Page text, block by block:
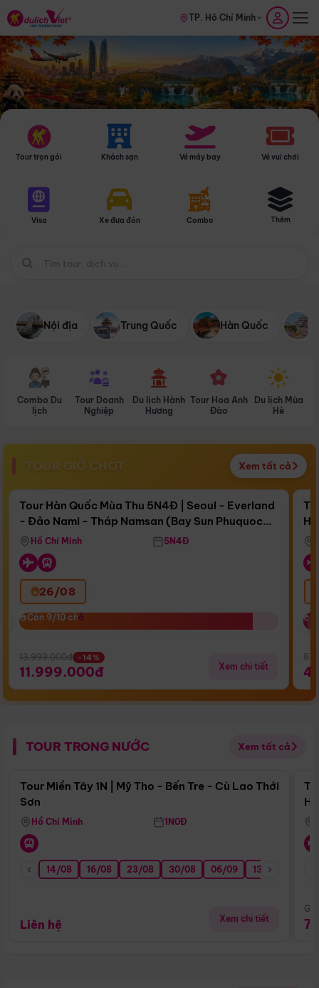
TP. Hồ Chí Minh
Tour trọn gói Khách sạn Vé máy bay Vé vui chơi
Visa Xe đưa đón Combo Thêm
Nội địa Trung Quốc Hàn Quốc
Combo Du
lịch
Tour Doanh
Nghiệp
Du lịch Hành
Hương
Tour Hoa Anh
Đào
Du lịch Mùa
Hè
TOUR GIỜ CHÓT Xem tất cả
Còn17 ngày 03:12:16
Bay Sun Phuquoc Airways
Điểm nổi bật
Tour Hàn Quốc Mùa Thu 5N4Đ | Seoul - Everland
- Đảo Nami - Tháp Namsan (Bay Sun Phuquoc
Airways)
Hồ Chí Minh 5N4Đ
26/08
Còn 9/10 chỗ
Còn 9/10 chỗ
13.999.000đ -14%
11.999.000đ Xem chi tiết
TOUR TRONG NƯỚC Xem tất cả
Điểm nổi bật
Tour Miền Tây 1N | Mỹ Tho - Bến Tre - Cù Lao Thới
Sơn
Hồ Chí Minh 1N0Đ
14/08 16/08 23/08 30/08 06/09 13/09
Liên hệ Xem chi tiết